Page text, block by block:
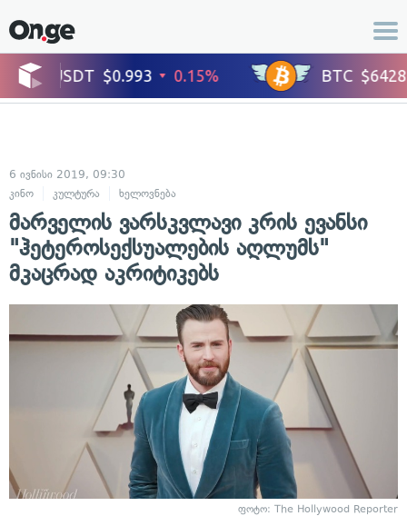
6 ივნისი 2019, 09:30
კინო
კულტურა ხელოვნება
მარველის ვარსკვლავი კრის ევანსი
"ჰეტეროსექსუალების აღლუმს"
მკაცრად აკრიტიკებს
ფოტო: The Hollywood Reporter